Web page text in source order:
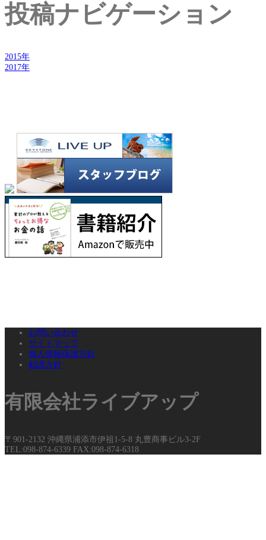
投稿ナビゲーション
2015年
2017年
お問い合わせ
サイトマップ
個人情報保護方針
勧誘方針
有限会社ライブアップ
〒901-2132 沖縄県浦添市伊祖1-5-8 丸豊商事ビル3-2F
TEL:098-874-6339 FAX:098-874-6318